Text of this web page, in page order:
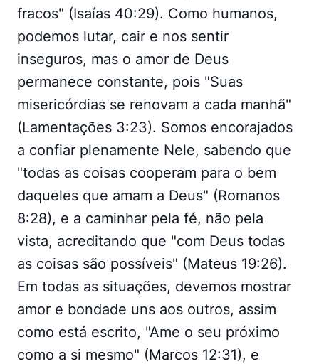
fracos" (Isaías 40:29). Como humanos,
podemos lutar, cair e nos sentir
inseguros, mas o amor de Deus
permanece constante, pois "Suas
misericórdias se renovam a cada manhã"
(Lamentações 3:23). Somos encorajados
a confiar plenamente Nele, sabendo que
"todas as coisas cooperam para o bem
daqueles que amam a Deus" (Romanos
8:28), e a caminhar pela fé, não pela
vista, acreditando que "com Deus todas
as coisas são possíveis" (Mateus 19:26).
Em todas as situações, devemos mostrar
amor e bondade uns aos outros, assim
como está escrito, "Ame o seu próximo
como a si mesmo" (Marcos 12:31), e